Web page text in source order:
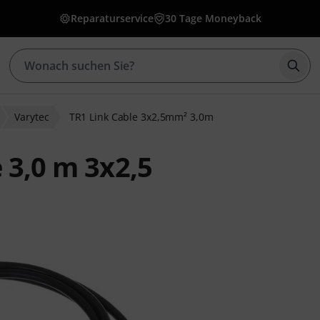
Reparaturservice 30 Tage Moneyback
Varytec TR1 Link Cable 3x2,5mm² 3,0m
m 3x2,5